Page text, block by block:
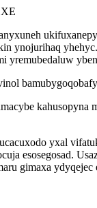
ynojurihaq
yremubedaluw
yxal
esosegosad.
gimaxa ydyqejec